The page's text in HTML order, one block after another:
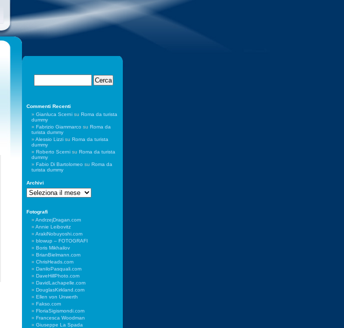
Commenti Recenti
Gianluca Scernisu Roma da turista
dummy
Fabrizio Giammarco su Roma da
turista dummy
Alessio Lizzisu Roma da turista
dummy
Roberto Scernisu Roma da turista
dummy
Fabio Di Bartolomeo su Roma da
turista dummy
Archivi
Archivi
Fotografi
AndrzejDragan.com
Annie Leibovitz
ArakiNobuyoshi.com
blowup – FOTOGRAFI
Boris Mikhailov
BrianBielmann.com
ChrisHeads.com
DaniloPasquali.com
DaveHillPhoto.com
DavidLachapelle.com
DouglasKirkland.com
Ellen von Unwerth
Fakso.com
FloriaSigismondi.com
Francesca Woodman
Giuseppe La Spada